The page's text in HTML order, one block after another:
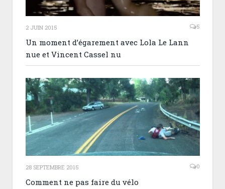
2 JUIN 2015 5
Un moment d’égarement avec Lola Le Lann
nue et Vincent Cassel nu
28 SEPTEMBRE 2015 0
Comment ne pas faire du vélo